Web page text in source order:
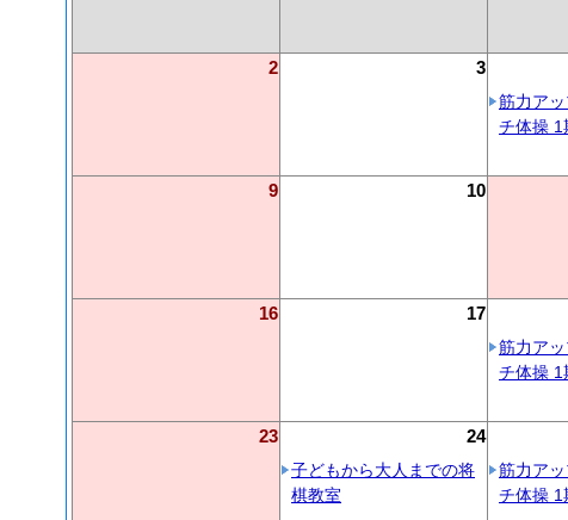
2 3
筋力ア
チ体操 1
9 10
16 17
筋力ア
チ体操 1
23 24
子どもから大人までの将
棋教室
筋力ア
チ体操 1